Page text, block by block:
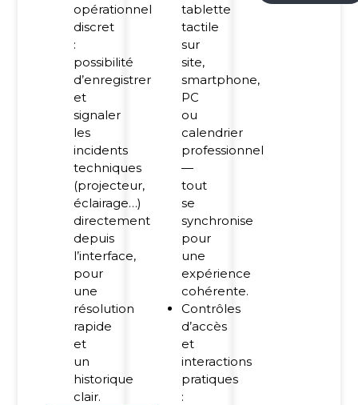
opérationnel
discret
:
possibilité
d’enregistrer
et
signaler
les
incidents
techniques
(projecteur,
éclairage…)
directement
depuis
l’interface,
pour
une
résolution
rapide
et
un
historique
clair.
tablette
tactile
sur
site,
smartphone,
PC
ou
calendrier
professionnel
—
tout
se
synchronise
pour
une
expérience
cohérente.
Contrôles
d’accès
et
interactions
pratiques
: